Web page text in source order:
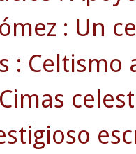
: Un
: Celtismo